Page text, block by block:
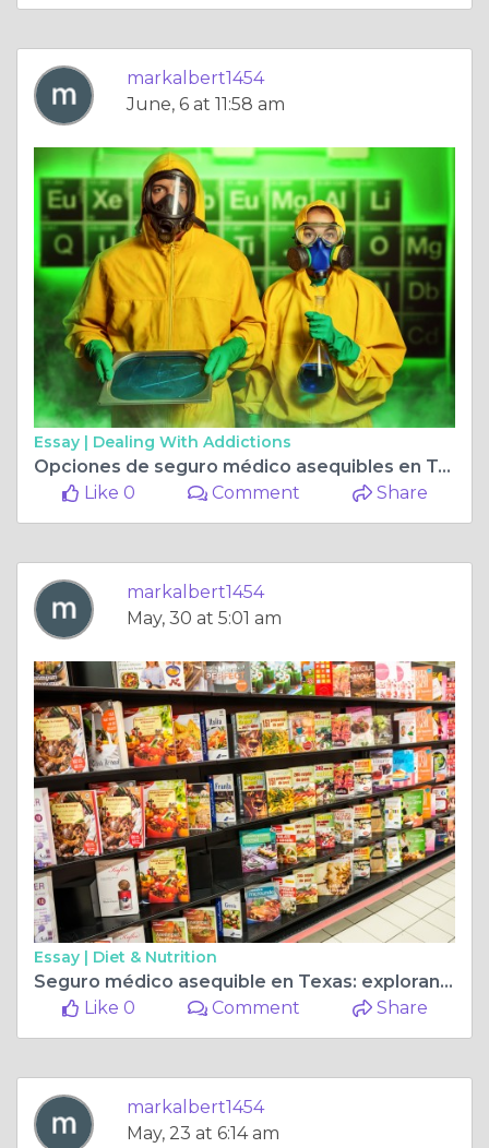
markalbert1454
June, 6 at 11:58 am
Essay | Dealing With Addictions
Opciones de seguro médico asequibles en Texas: navegando por el mercado
Like 0
Comment Share
markalbert1454
May, 30 at 5:01 am
Essay | Diet & Nutrition
Seguro médico asequible en Texas: explorando opciones para una mejor atención médica
Like 0
Comment Share
markalbert1454
May, 23 at 6:14 am